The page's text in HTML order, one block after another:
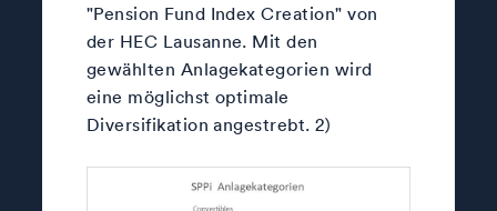
"Pension Fund Index Creation" von
der HEC Lausanne. Mit den
gewählten Anlagekategorien wird
eine möglichst optimale
Diversifikation angestrebt. 2)